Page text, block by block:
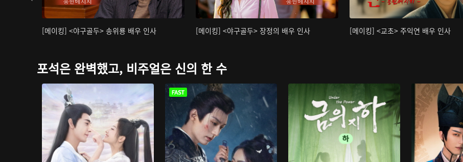
[메이킹] <야구골두> 송위룡 배우 인사 [메이킹] <야구골두> 장정의 배우 인사 [메이킹] <교초> 주익연 배우 인사
포석은 완벽했고, 비주얼은 신의 한 수